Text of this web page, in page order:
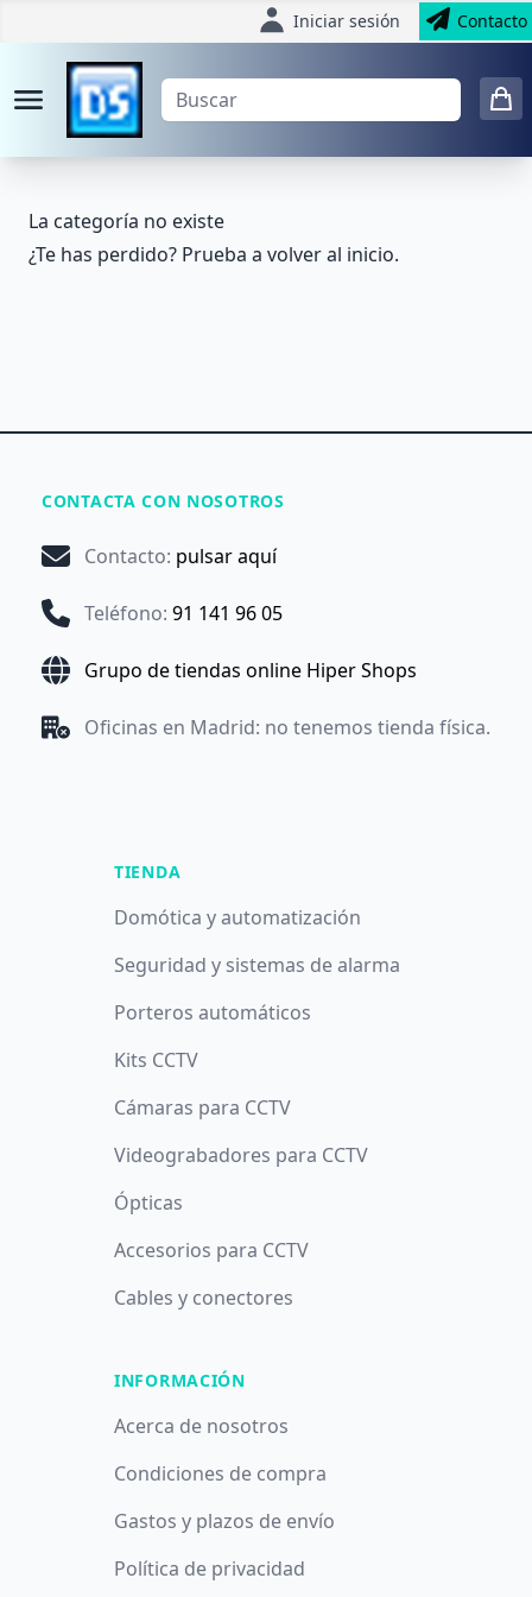
Iniciar sesión Contacto
La categoría no existe
¿Te has perdido? Prueba a volver al inicio.
CONTACTA CON NOSOTROS
Contacto: pulsar aquí
Teléfono: 91 141 96 05
Grupo de tiendas online Hiper Shops
Oficinas en Madrid: no tenemos tienda física.
TIENDA
Domótica y automatización
Seguridad y sistemas de alarma
Porteros automáticos
Kits CCTV
Cámaras para CCTV
Videograbadores para CCTV
Ópticas
Accesorios para CCTV
Cables y conectores
INFORMACIÓN
Acerca de nosotros
Condiciones de compra
Gastos y plazos de envío
Política de privacidad